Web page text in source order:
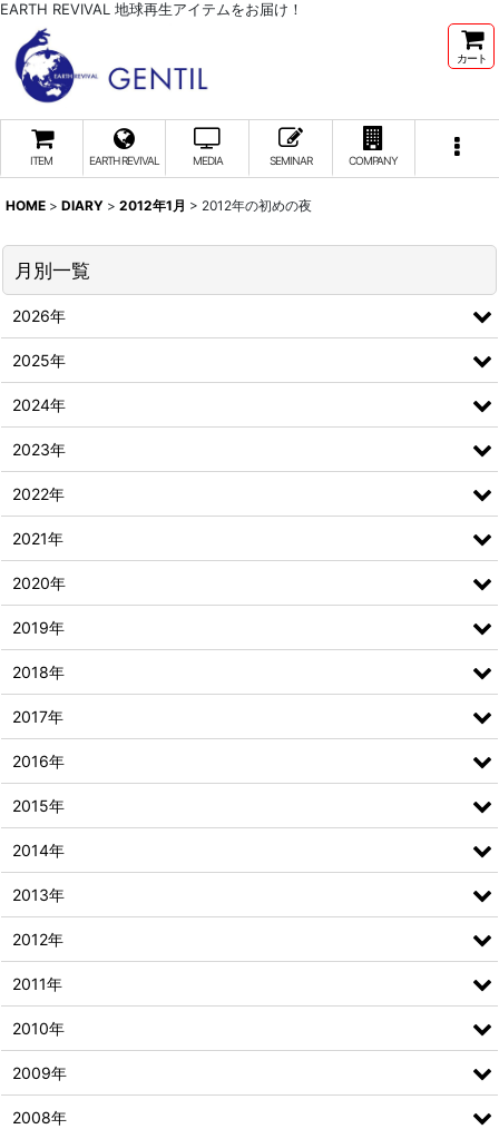
EARTH REVIVAL 地球再生アイテムをお届け！
カート
ITEM EARTH REVIVAL MEDIA SEMINAR COMPANY
HOME > DIARY > 2012年1月 > 2012年の初めの夜
月別一覧
2026年
2025年
2024年
2023年
2022年
2021年
2020年
2019年
2018年
2017年
2016年
2015年
2014年
2013年
2012年
2011年
2010年
2009年
2008年